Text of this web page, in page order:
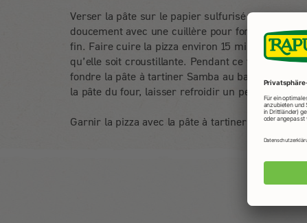
Verser la pâte sur le papier sulfurisé et étaler
doucement avec une cuillère pour former un
fin. Faire cuire la pizza environ 15 minutes
qu’elle soit croustillante. Pendant ce temps, faire
fondre la pâte à tartiner Samba au bain-marie.
la pâte du four, laisser refroidir un peu, retirer
Garnir la pizza avec la pâte à tartiner Samba